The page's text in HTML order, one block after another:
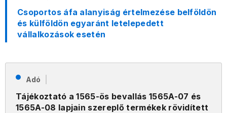
Csoportos áfa alanyiság értelmezése belföldön
és külföldön egyaránt letelepedett
vállalkozások esetén
Adó
Tájékoztató a 1565-ös bevallás 1565A-07 és
1565A-08 lapjain szereplő termékek rövidített